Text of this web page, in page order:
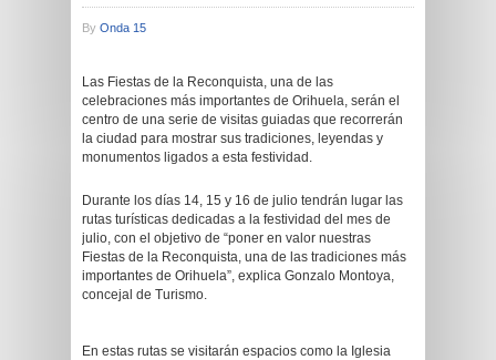
By Onda 15
Las Fiestas de la Reconquista, una de las
celebraciones más importantes de Orihuela, serán el
centro de una serie de visitas guiadas que recorrerán
la ciudad para mostrar sus tradiciones, leyendas y
monumentos ligados a esta festividad.
Durante los días 14, 15 y 16 de julio tendrán lugar las
rutas turísticas dedicadas a la festividad del mes de
julio, con el objetivo de “poner en valor nuestras
Fiestas de la Reconquista, una de las tradiciones más
importantes de Orihuela”, explica Gonzalo Montoya,
concejal de Turismo.
En estas rutas se visitarán espacios como la Iglesia